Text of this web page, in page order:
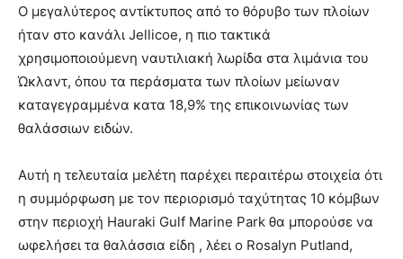
Ο μεγαλύτερος αντίκτυπος από το θόρυβο των πλοίων
ήταν στο κανάλι Jellicoe, η πιο τακτικά
χρησιμοποιούμενη ναυτιλιακή λωρίδα στα λιμάνια του
Ώκλαντ, όπου τα περάσματα των πλοίων μείωναν
καταγεγραμμένα κατα 18,9% της επικοινωνίας των
θαλάσσιων ειδών.
Αυτή η τελευταία μελέτη παρέχει περαιτέρω στοιχεία ότι
η συμμόρφωση με τον περιορισμό ταχύτητας 10 κόμβων
στην περιοχή Hauraki Gulf Marine Park θα μπορούσε να
ωφελήσει τα θαλάσσια είδη , λέει ο Rosalyn Putland,